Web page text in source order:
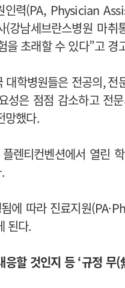
인력(PA, Physician
강남세브란스병원 마
을 초래할 수 있다”고 경
대학병원들은 전공의,전
성은 점점 감소하고 전
망했다.
렌티컨벤션에서 열린
에 따라 진료지원
된다.
할 것인지 등 ‘규정 무(